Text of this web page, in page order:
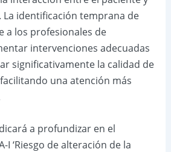
La identificación temprana de
a los profesionales de
intervenciones adecuadas
significativamente la calidad de
una atención más
a profundizar en el
I ‘Riesgo de alteración de la